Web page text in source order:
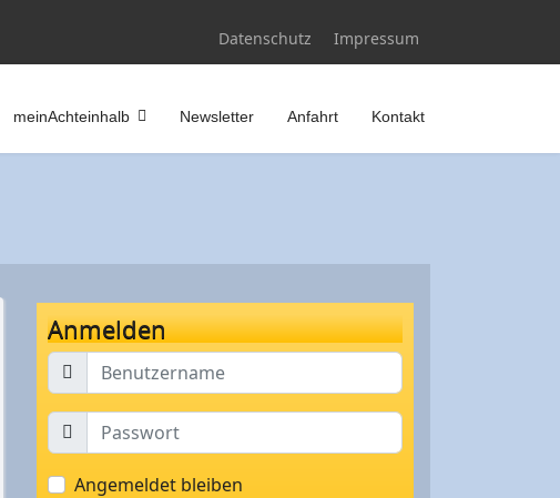
Impressum
Datenschutz
meinAchteinhalb Newsletter Anfahrt Kontakt
Anmelden
Angemeldet bleiben